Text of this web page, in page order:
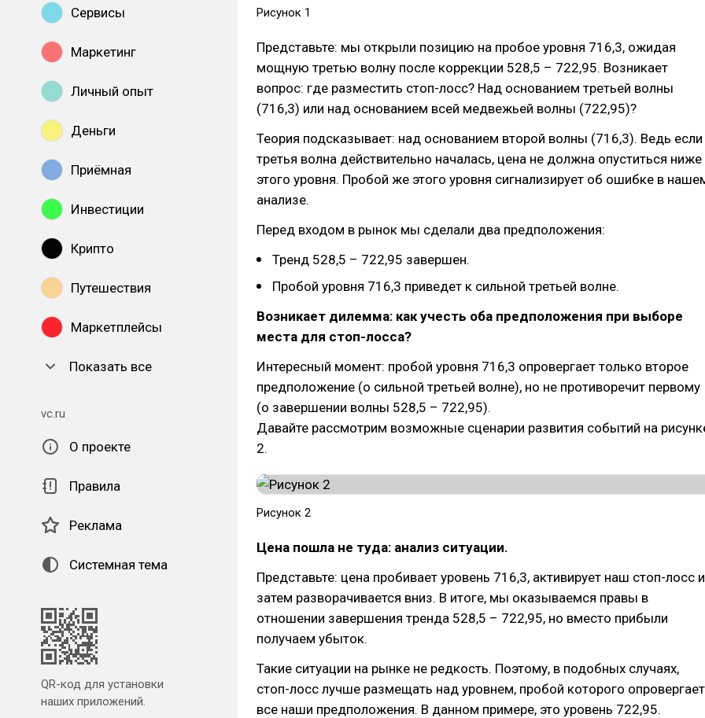
Сервисы
Маркетинг
Личный опыт
Деньги
Приёмная
Инвестиции
Крипто
Путешествия
Маркетплейсы
Показать все
vc.ru
О проекте
Правила
Реклама
Системная тема
QR-код для установки
наших приложений.
Рисунок 1
Представьте: мы открыли позицию на пробое уровня 716,3, ожидая
мощную третью волну после коррекции 528,5 – 722,95. Возникает
вопрос: где разместить стоп-лосс? Над основанием третьей волны
(716,3) или над основанием всей медвежьей волны (722,95)?
Теория подсказывает: над основанием второй волны (716,3). Ведь если
третья волна действительно началась, цена не должна опуститься ниже
этого уровня. Пробой же этого уровня сигнализирует об ошибке в
анализе.
Перед входом в рынок мы сделали два предположения:
Тренд 528,5 – 722,95 завершен.
Пробой уровня 716,3 приведет к сильной третьей волне.
Возникает дилемма: как учесть оба предположения при выборе
места для стоп-лосса?
Интересный момент: пробой уровня 716,3 опровергает только второе
предположение (о сильной третьей волне), но не противоречит первому
(о завершении волны 528,5 – 722,95).
Давайте рассмотрим возможные сценарии развития событий на
2.
Рисунок 2
Цена пошла не туда: анализ ситуации.
Представьте: цена пробивает уровень 716,3, активирует наш стоп-лосс и
затем разворачивается вниз. В итоге, мы оказываемся правы в
отношении завершения тренда 528,5 – 722,95, но вместо прибыли
получаем убыток.
Такие ситуации на рынке не редкость. Поэтому, в подобных случаях,
стоп-лосс лучше размещать над уровнем, пробой которого опровергает
все наши предположения. В данном примере, это уровень 722,95.